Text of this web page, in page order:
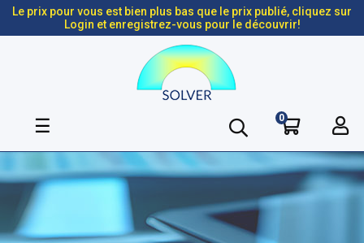
Le prix pour vous est bien plus bas que le prix publié, cliquez sur
Login et enregistrez-vous pour le découvrir!
Basculer
navigation
☰ 0